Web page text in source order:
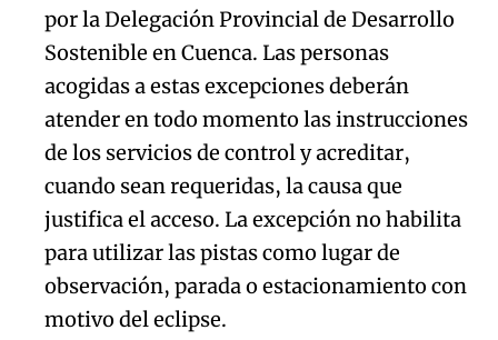
por la Delegación Provincial de Desarrollo
Sostenible en Cuenca. Las personas
acogidas a estas excepciones deberán
atender en todo momento las instrucciones
de los servicios de control y acreditar,
cuando sean requeridas, la causa que
justifica el acceso. La excepción no habilita
para utilizar las pistas como lugar de
observación, parada o estacionamiento con
motivo del eclipse.